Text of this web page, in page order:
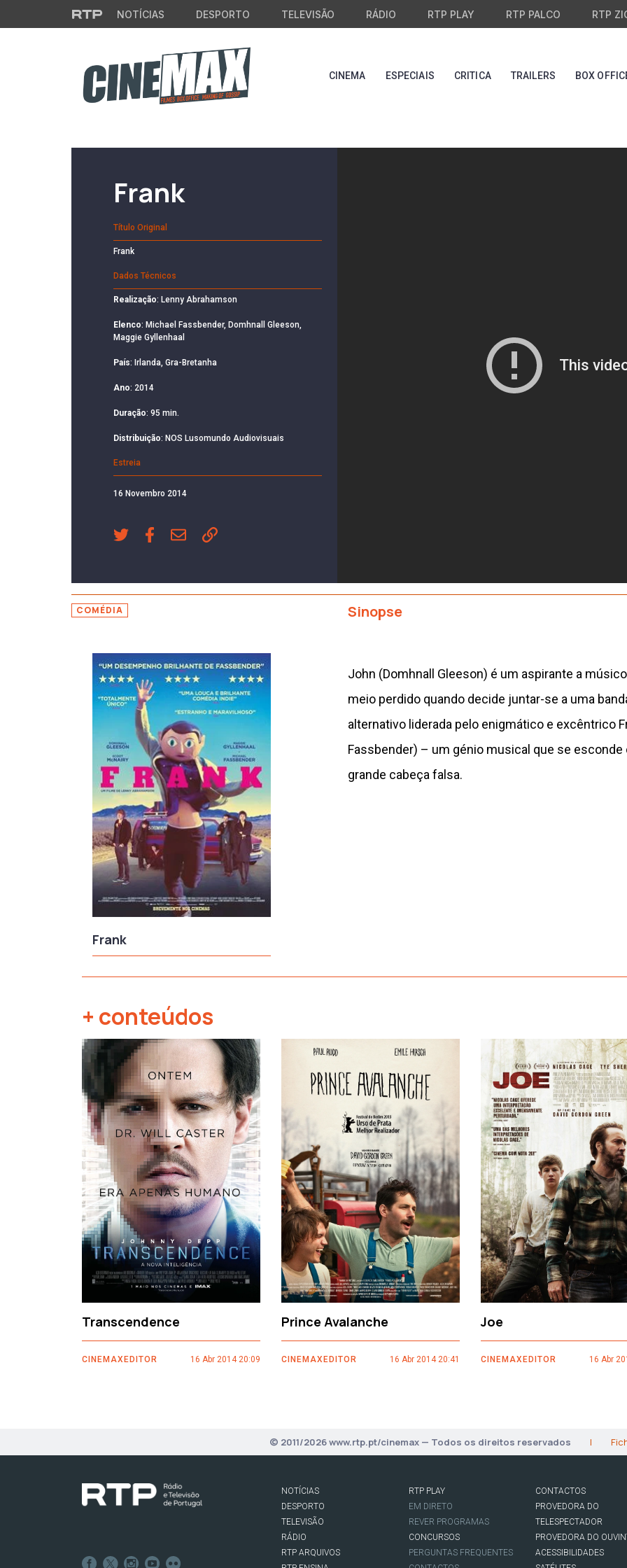
Saltar para o conteúdo principal
NOTÍCIAS DESPORTO TELEVISÃO RÁDIO RTP PLAY RTP PALCO RTP
CINEMA ESPECIAIS CRITICA TRAILERS BOX
Frank
Título Original
Frank
Dados Técnicos
Realização: Lenny Abrahamson
Elenco: Michael Fassbender, Domhnall Gleeson,
Maggie Gyllenhaal
País: Irlanda, Gra-Bretanha
Ano: 2014
Duração: 95 min.
Distribuição: NOS Lusomundo Audiovisuais
Estreia
16 Novembro 2014
COMÉDIA Sinopse
Frank
John (Domhnall Gleeson) é um aspirante a
meio perdido quando decide juntar-se a uma
alternativo liderada pelo enigmático e excêntrico
Fassbender) – um génio musical que se esconde
grande cabeça falsa.
+ conteúdos
Transcendence
CINEMAXEDITOR 16 Abr 2014 20:09
Prince Avalanche
CINEMAXEDITOR 16 Abr 2014 20:41
Joe
CINEMAXEDITOR 16 Abr
‹
© 2011/2026 www.rtp.pt/cinemax — Todos os direitos reservados |
NOTÍCIAS
DESPORTO
TELEVISÃO
RÁDIO
RTP ARQUIVOS
RTP PLAY
EM DIRETO
REVER PROGRAMAS
CONCURSOS
PERGUNTAS FREQUENTES
CONTACTOS
PROVEDORA DO
TELESPECTADOR
PROVEDORA DO
ACESSIBILIDADES